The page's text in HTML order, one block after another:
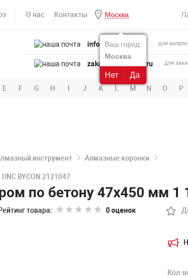
О нас Контакты Москва
Ваш город:
Москва
Нет Да
info@powertool.ru для
zakaz@powertool.ru для
E F G H I J K L M N O P
инструмент Алмазные коронки
BYCON 2121047
по бетону 47х450 мм 1
товара: 0 оценок
Кол-